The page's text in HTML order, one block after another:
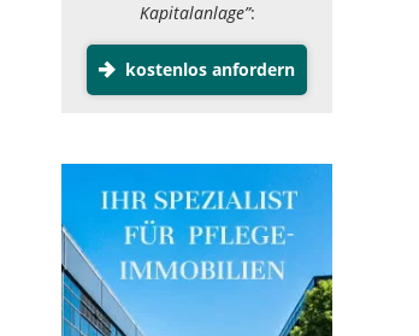
Kapitalanlage”:
kostenlos anfordern